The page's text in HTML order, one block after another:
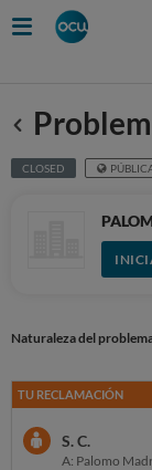
Anterior
CLOSED
Naturaleza del
TU RECLAMACIÓN
S. C.
A: Palomo